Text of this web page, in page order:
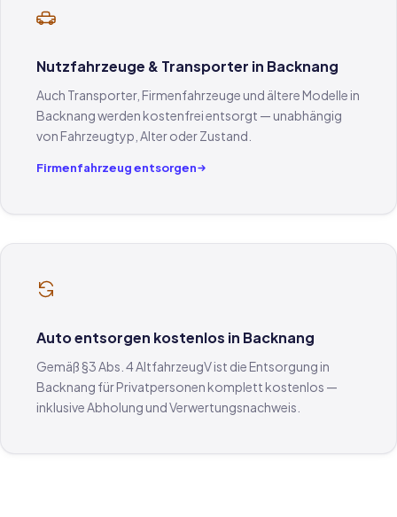
Nutzfahrzeuge & Transporter in Backnang
Auch Transporter, Firmenfahrzeuge und ältere Modelle in
Backnang werden kostenfrei entsorgt — unabhängig
von Fahrzeugtyp, Alter oder Zustand.
Firmenfahrzeug entsorgen
Auto entsorgen kostenlos in Backnang
Gemäß §3 Abs. 4 AltfahrzeugV ist die Entsorgung in
Backnang für Privatpersonen komplett kostenlos —
inklusive Abholung und Verwertungsnachweis.